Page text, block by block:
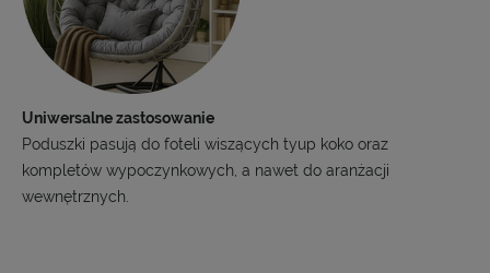
Uniwersalne zastosowanie
Poduszki pasują do foteli wiszących tyup koko oraz
kompletów wypoczynkowych, a nawet do aranżacji
wewnętrznych.